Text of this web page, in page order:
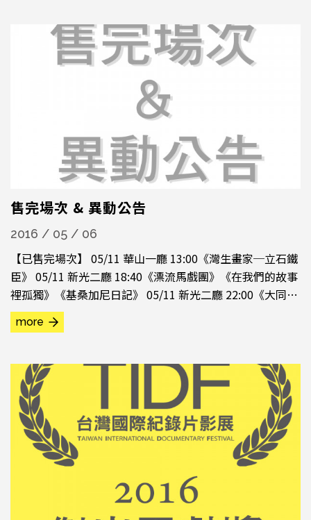
市長鄭文燦、范雲、鄭村棋等人出席，綠色小組的創始成員
李三沖、王智章、傅島、林信誼，...
售完場次 & 異動公告
2016 / 05 / 06
【已售完場次】 05/11 華山一廳 13:00《灣生畫家─立石鐵
臣》 05/11 新光二廳 18:40《漂流馬戲團》《在我們的故事
裡孤獨》《基桑加尼日記》 05/11 新光二廳 22:00《大同》
05/12 華山一廳 15:10《再見孟克》
more